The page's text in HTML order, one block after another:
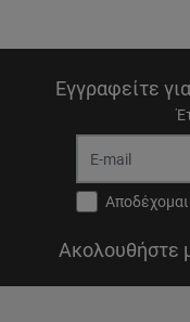
Εγγραφείτε για
Ακολουθήστε